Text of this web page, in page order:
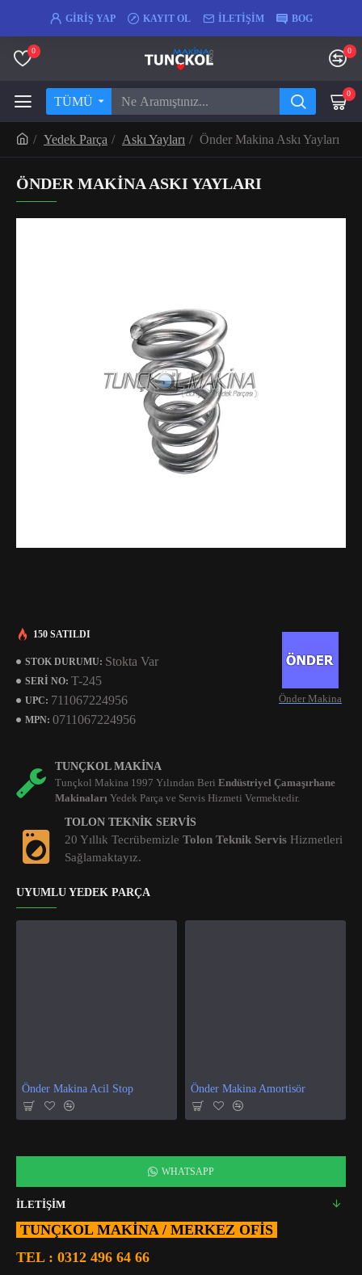
GIRIŞ YAP KAYIT OL İLETIŞIM BOG
0 0
TÜMÜ
0
Yedek Parça Askı Yayları Önder Makina Askı Yayları
ÖNDER MAKINA ASKI YAYLARI
STOK DURUMU: Stokta Var
SERI NO: T-245
UPC: 711067224956
MPN: 0711067224956
Önder Makina
150 SATILDI
TUNÇKOL MAKINA
Tunçkol Makina 1997 Yılından Beri Endüstriyel Çamaşırhane
Makinaları Yedek Parça ve Servis Hizmeti Vermektedir.
TOLON TEKNIK SERVIS
20 Yıllık Tecrübemizle Tolon Teknik Servis Hizmetleri
Sağlamaktayız.
UYUMLU YEDEK PARÇA
Önder Makina Acil Stop Önder Makina Amortisör
WHATSAPP
İLETİŞİM
TUNÇKOL MAKİNA / MERKEZ OFIS
TEL : 0312 496 64 66